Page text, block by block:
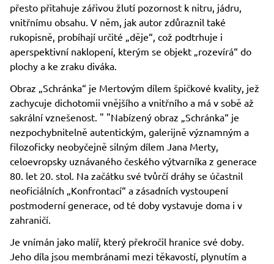
přesto přitahuje zářivou žlutí pozornost k nitru, jádru,
vnitřnímu obsahu. V něm, jak autor zdůraznil také
rukopisně, probíhají určité „děje“, což podtrhuje i
aperspektivní naklopení, kterým se objekt „rozevírá“ do
plochy a ke zraku diváka.
Obraz „Schránka“ je Mertovým dílem špičkové kvality, jež
zachycuje dichotomii vnějšího a vnitřního a má v sobě až
sakrální vznešenost. " "Nabízený obraz „Schránka“ je
nezpochybnitelně autentickým, galerijně významným a
filozoficky neobyčejně silným dílem Jana Merty,
celoevropsky uznávaného českého výtvarníka z generace
80. let 20. stol. Na začátku své tvůrčí dráhy se účastnil
neoficiálních „Konfrontací“ a zásadních vystoupení
postmoderní generace, od té doby vystavuje doma i v
zahraničí.
Je vnímán jako malíř, který překročil hranice své doby.
Jeho díla jsou membránami mezi těkavostí, plynutím a